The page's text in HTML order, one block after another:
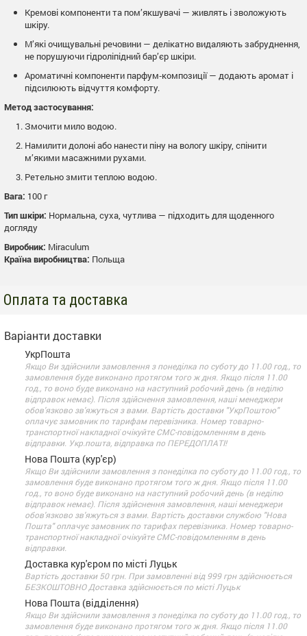
Кремові компоненти та пом’якшувачі — живлять і зволожують
шкіру.
М’які очищувальні речовини — делікатно видаляють забруднення,
не порушуючи гідроліпідний бар’єр шкіри.
Ароматичні компоненти парфум‑композиції — додають аромат і
підсилюють відчуття комфорту.
Метод застосування:
Змочити мило водою.
Намилити долоні або нанести піну на вологу шкіру, спінити
м’якими масажними рухами.
Ретельно змити теплою водою.
Вага: 100 г
Тип шкіри: Нормальна, суха, чутлива — підходить для щоденного
догляду
Виробник: Miraculum
Країна виробництва: Польща
Оплата та доставка
Варіанти доставки
УкрПошта
Якщо Ви здійснили замовлення з понеділка по суботу до 11.00 год., то
замовлення буде виконано протягом того ж дня. Якщо після 11.00
год., то воно буде виконано на наступний робочий день (в неділю
відправок немає). Після здійснення замовлення, наші менеджери
обов'язково зв'яжуться з вами. Вартість доставки "УкрПоштою"
оплачує замовник по тарифам перевізника. Номер товарно-
транспортної накладної очікуйте СМС-повідомленням в день
відправки. Укр.пошта, відправка по ПЕРЕДОПЛАТІ!
Нова Пошта (кур'єр)
Якщо Ви здійснили замовлення з понеділка по суботу до 11.00 год., то
замовлення буде виконано протягом того ж дня. Якщо після 11.00
год., то воно буде виконано на наступний робочий день (в неділю
відправок немає). Після здійснення замовлення, наші менеджери
обов'язково зв'яжуться з вами. Вартість доставки службою "Нова
Пошта" оплачує замовник по тарифах перевізника. Номер товарно-
транспортної накладної очікуйте СМС-повідомленням в день
відправки.
Доставка кур'єром по місті Луцьк
Вартість доставки 50 грн. При замовленні від 999 грн здійснюється
БЕЗКОШТОВНО Доставка здійснюється по місті Луцьк
Нова Пошта (відділення)
Якщо Ви здійснили замовлення з понеділка по суботу до 11.00 год., то
замовлення буде виконано протягом того ж дня. Якщо після 11.00